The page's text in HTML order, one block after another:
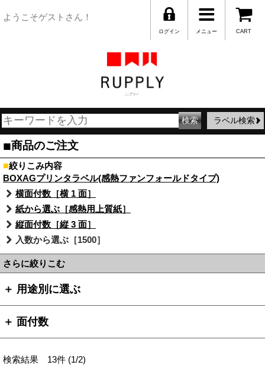
ようこそゲストさん！
CART
メニュー
ログイン
ラベル検索
■商品のご注文
■絞りこみ内容
BOXAGプリンタラベル(感熱ファンフォールドタイプ)
横面付数［横 1 面］
紙から選ぶ［感熱用上質紙］
縦面付数［縦 3 面］
入数から選ぶ［1500］
さらに絞りこむ
＋ 用途別に選ぶ
＋ 面付数
検索結果 13件 (1/2)